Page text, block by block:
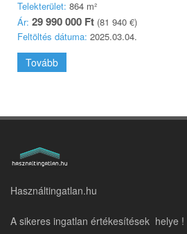
Telekterület: 864 m²
Ár: 29 990 000 Ft (81 940 €)
Feltöltés dátuma: 2025.03.04.
Tovább
Használtingatlan.hu
A sikeres ingatlan értékesítések helye !